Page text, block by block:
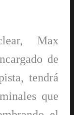
Max
de
tendrá
que